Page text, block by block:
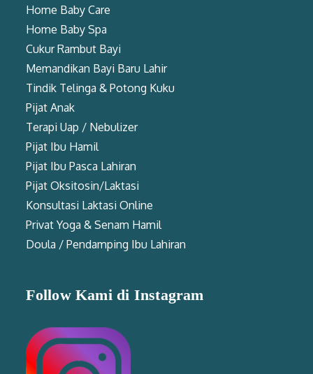
Home Baby Care
Home Baby Spa
Cukur Rambut Bayi
Memandikan Bayi Baru Lahir
Tindik Telinga & Potong Kuku
Pijat Anak
Terapi Uap / Nebulizer
Pijat Ibu Hamil
Pijat Ibu Pasca Lahiran
Pijat Oksitosin/Laktasi
Konsultasi Laktasi Online
Privat Yoga & Senam Hamil
Doula / Pendamping Ibu Lahiran
Follow Kami di Instagram